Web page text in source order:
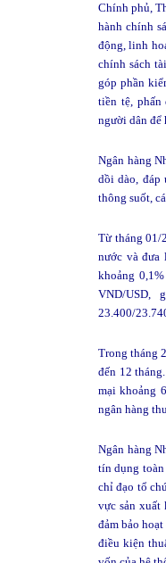
Chính phủ,
hành chính
động, linh
chính sách
góp phần
tiền tệ, phấn
người dân để
Ngân hàng
dồi dào, đáp
thông suốt,
Từ tháng 01/
nước và đưa
khoảng
VND/
23.400/
Trong tháng
đến 12
mại khoảng
ngân hàng
Ngân hàng
tín dụng
chỉ đạo tổ
vực sản xuất
đảm bảo
điều kiện